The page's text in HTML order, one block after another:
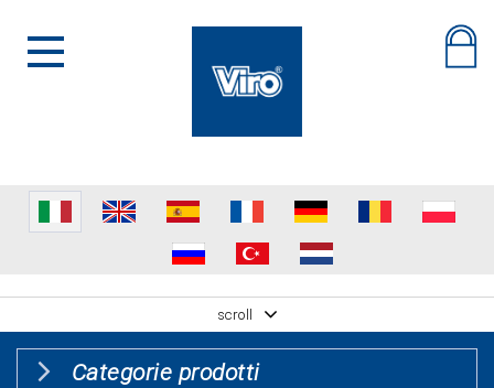
scroll
Categorie prodotti